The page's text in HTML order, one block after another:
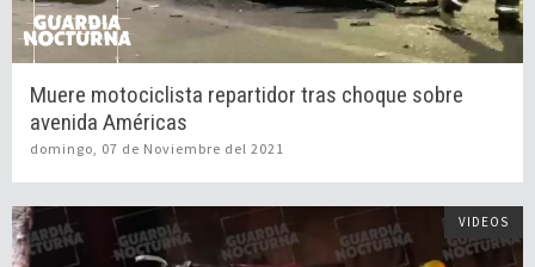
Muere motociclista repartidor tras choque sobre
avenida Américas
domingo, 07 de Noviembre del 2021
VIDEOS